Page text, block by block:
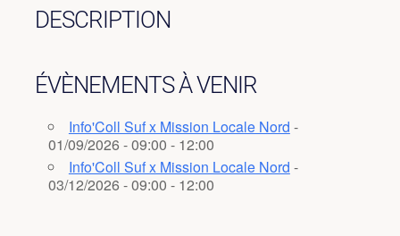
DESCRIPTION
ÉVÈNEMENTS À VENIR
Info'Coll Suf x Mission Locale Nord -
01/09/2026 - 09:00 - 12:00
Info'Coll Suf x Mission Locale Nord -
03/12/2026 - 09:00 - 12:00